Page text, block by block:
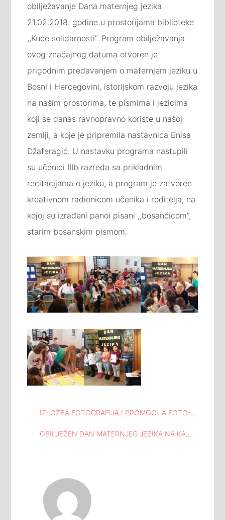
obilježavanje Dana maternjeg jezika
21.02.2018. godine u prostorijama biblioteke
,,Kuće solidarnosti”. Program obilježavanja
ovog značajnog datuma otvoren je
prigodnim predavanjem o maternjem jeziku u
Bosni i Hercegovini, istorijskom razvoju jezika
na našim prostorima, te pismima i jezicima
koji se danas ravnopravno koriste u našoj
zemlji, a koje je pripremila nastavnica Enisa
Džaferagić. U nastavku programa nastupili
su učenici IIIb razreda sa prikladnim
recitacijama o jeziku, a program je zatvoren
kreativnom radionicom učenika i roditelja, na
kojoj su izrađeni panoi pisani ,,bosančicom”,
starim bosanskim pismom.
Navigacija
članaka
IZLOŽBA FOTOGRAFIJA I PROMOCIJA FOTO-MONOGRAFIJE”IZMEĐU DVIJE IMPERIJE” U ATELJEU ISMET MUJEZINOVIĆ
OBILJEŽEN DAN MATERNJEG JEZIKA NA KAMERNOJ SCENI DOMA MLADIH